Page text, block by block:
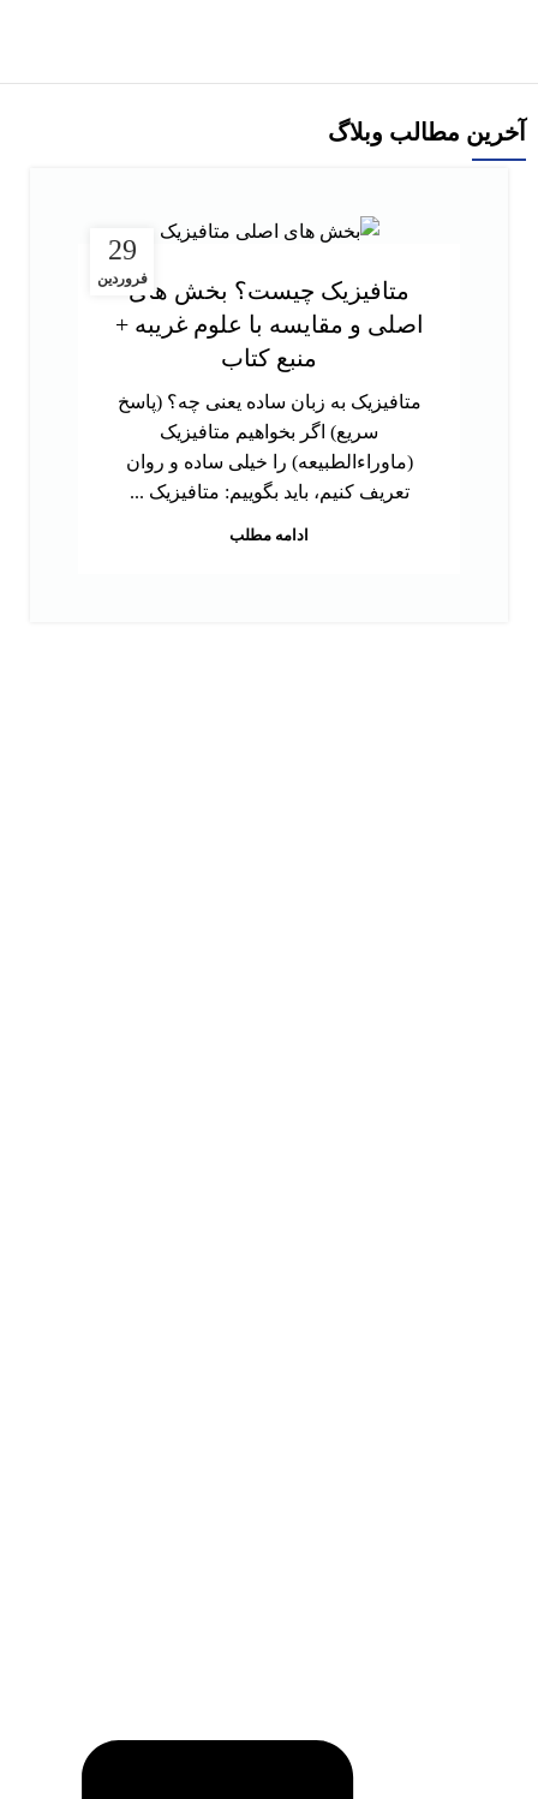
آخرین مطالب وبلاگ
29
فروردینمتافیزیک چیست؟ بخش های
اصلی و مقایسه با علوم غریبه +
منبع کتاب
متافیزیک به زبان ساده یعنی چه؟ (پاسخ
سریع) اگر بخواهیم متافیزیک
(ماوراءالطبیعه) را خیلی ساده و روان
تعریف کنیم، باید بگوییم: متافیزیک ...
ادامه مطلب